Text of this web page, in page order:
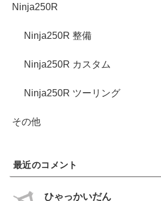
Ninja250R
Ninja250R 整備
Ninja250R カスタム
Ninja250R ツーリング
その他
最近のコメント
ひゃっかいだん